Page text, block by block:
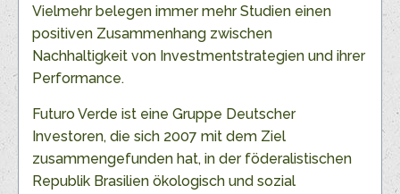
Vielmehr belegen immer mehr Studien einen
positiven Zusammenhang zwischen
Nachhaltigkeit von Investmentstrategien und ihrer
Performance.
Futuro Verde ist eine Gruppe Deutscher
Investoren, die sich 2007 mit dem Ziel
zusammengefunden hat, in der föderalistischen
Republik Brasilien ökologisch und sozial